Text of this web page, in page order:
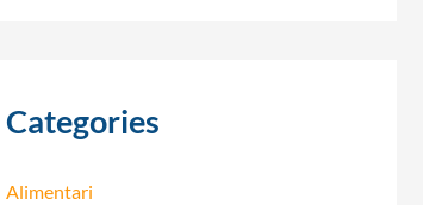
a
Categories
Alimentari